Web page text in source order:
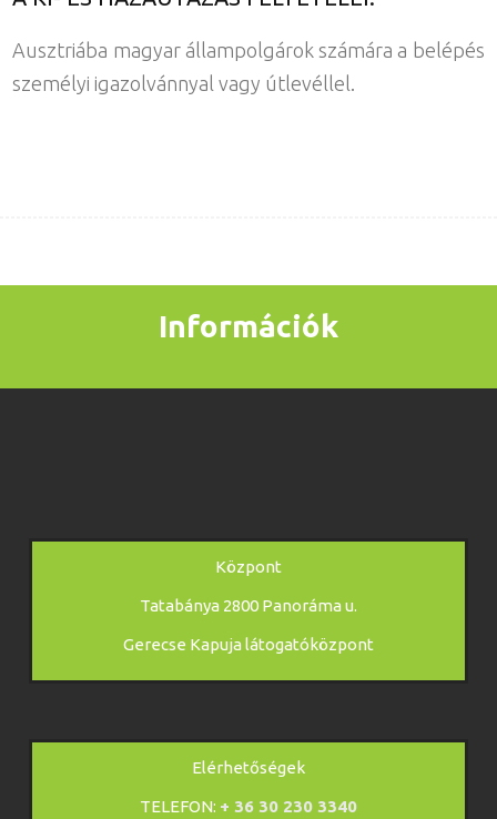
Ausztriába magyar állampolgárok számára a belépés
személyi igazolvánnyal vagy útlevéllel.
Információk
Központ
Tatabánya 2800 Panoráma u.
Gerecse Kapuja látogatóközpont
Elérhetőségek
TELEFON: + 36 30 230 3340